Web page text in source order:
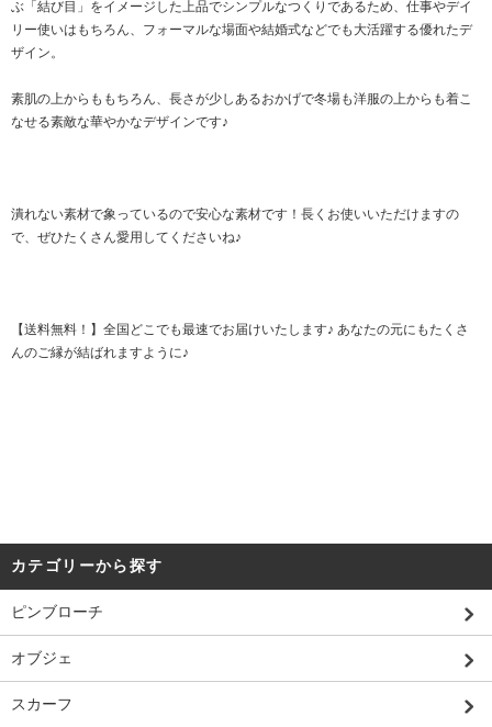
ぶ「結び目」をイメージした上品でシンプルなつくりであるため、仕事やデイ
リー使いはもちろん、フォーマルな場面や結婚式などでも大活躍する優れたデ
ザイン。
素肌の上からももちろん、長さが少しあるおかげで冬場も洋服の上からも着こ
なせる素敵な華やかなデザインです♪
潰れない素材で象っているので安心な素材です！長くお使いいただけますの
で、ぜひたくさん愛用してくださいね♪
【送料無料！】全国どこでも最速でお届けいたします♪ あなたの元にもたくさ
んのご縁が結ばれますように♪
カテゴリーから探す
ピンブローチ
オブジェ
スカーフ